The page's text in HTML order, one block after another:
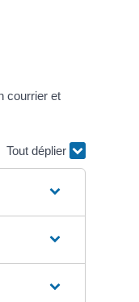
courrier et
Tout déplier